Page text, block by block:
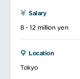
Salary
8 - 12 million yen
Location
Tokyo